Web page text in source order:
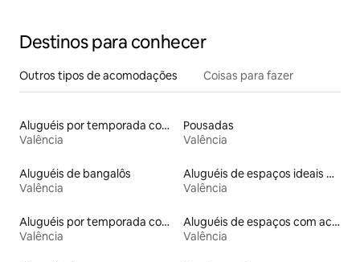
Destinos para conhecer
Outros tipos de acomodações Coisas para fazer
Aluguéis por temporada com acesso à praia
Valência
Pousadas
Valência
Aluguéis de bangalôs
Valência
Aluguéis de espaços ideais para famílias
Valência
Aluguéis por temporada com banheiro para PCD
Valência
Aluguéis de espaços com acesso direto a pistas de esqui
Valência